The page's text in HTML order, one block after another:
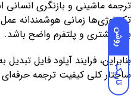
روشن
تاریک
ترجمه ماشینی و بازنگری انسانی
تکنولوژی‌ها زمانی هوشمندانه
بین مشتری و پلتفرم واضح باشد.
بنابراین، فرایند آپلود فایل
ساختار کلی کیفیت ترجمه